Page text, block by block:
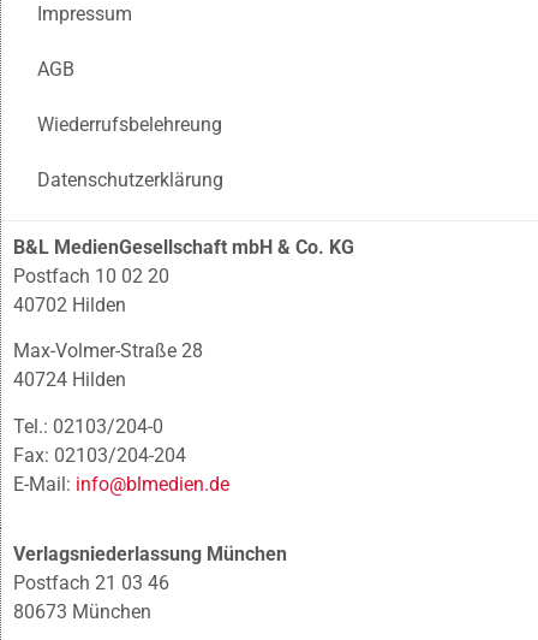
Impressum
AGB
Wiederrufsbelehreung
Datenschutzerklärung
B&L MedienGesellschaft mbH & Co. KG
Postfach 10 02 20
40702 Hilden
Max-Volmer-Straße 28
40724 Hilden
Tel.: 02103/204-0
Fax: 02103/204-204
E-Mail: info@blmedien.de
Verlagsniederlassung München
Postfach 21 03 46
80673 München